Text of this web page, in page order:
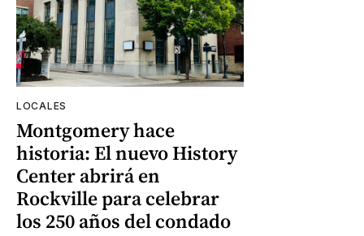
LOCALES
Montgomery hace
historia: El nuevo History
Center abrirá en
Rockville para celebrar
los 250 años del condado